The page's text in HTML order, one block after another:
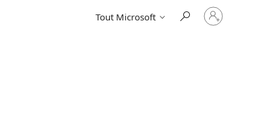
Tout Microsoft
Connectez-
vous